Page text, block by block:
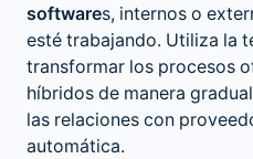
softwares, internos o
esté trabajando. Utiliza la
transformar los procesos
híbridos de manera
las relaciones con
automática.